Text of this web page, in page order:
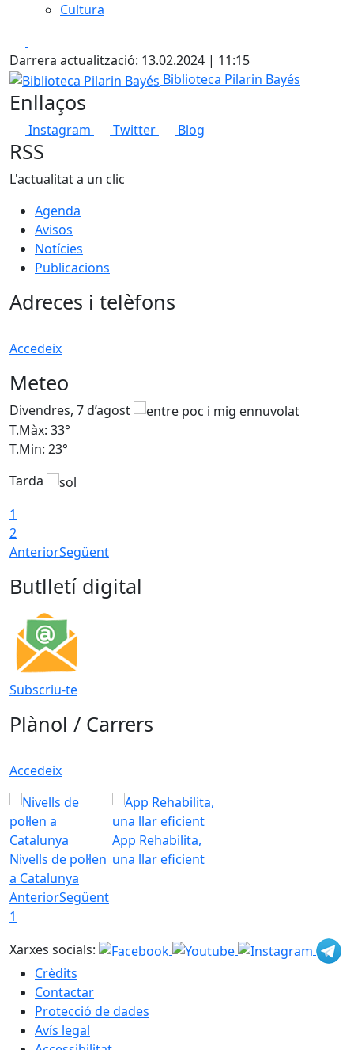
Cultura
Darrera actualització: 13.02.2024 | 11:15
Biblioteca Pilarin Bayés
Biblioteca Pilarin Bayés
Enllaços
Instagram Twitter Blog
RSS
L'actualitat a un clic
Agenda
Avisos
Notícies
Publicacions
Adreces i telèfons
Accedeix
Meteo
Divendres, 7 d’agost
T.Màx: 33°
T.Min: 23°
Tarda
1
2
AnteriorSegüent
Butlletí digital
Subscriu-te
Plànol / Carrers
Accedeix
Nivells de pol·len
a Catalunya
App Rehabilita,
una llar eficient
AnteriorSegüent
1
Xarxes socials:
Crèdits
Contactar
Protecció de dades
Avís legal